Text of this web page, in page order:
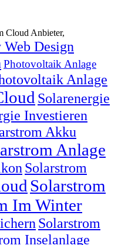
Cloud Anbieter,
Web Design
Photovoltaik Anlage
Anlage
Solarenergie
Investieren
Akku
Anlage
Solarstrom
Solarstrom
Im Winter
Solarstrom
Inselanlage